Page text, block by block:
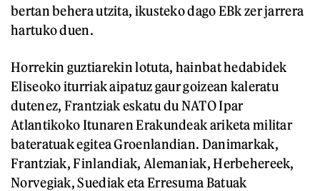
bertan behera utzita, ikusteko dago EBk zer jarrera
hartuko duen.
Horrekin guztiarekin lotuta, hainbat hedabidek
Eliseoko iturriak aipatuz gaur goizean kaleratu
dutenez, Frantziak eskatu du NATO Ipar
Atlantikoko Itunaren Erakundeak ariketa militar
bateratuak egitea Groenlandian. Danimarkak,
Frantziak, Finlandiak, Alemaniak, Herbehereek,
Norvegiak, Suediak eta Erresuma Batuak